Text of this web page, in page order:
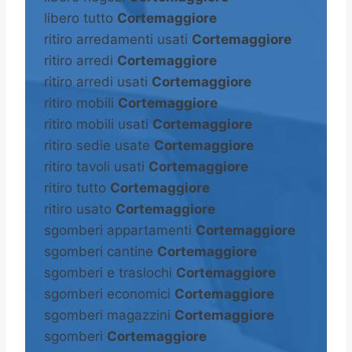
libero tutto Cortemaggiore
ritiro arredamenti usati Cortemaggiore
ritiro arredi Cortemaggiore
ritiro arredi usati Cortemaggiore
ritiro mobili Cortemaggiore
ritiro mobili usati Cortemaggiore
ritiro sedie usate Cortemaggiore
ritiro tavoli usati Cortemaggiore
ritiro tutto Cortemaggiore
ritiro usato Cortemaggiore
sgomberi appartamenti Cortemaggiore
sgomberi cantine Cortemaggiore
sgomberi e traslochi Cortemaggiore
sgomberi economici Cortemaggiore
sgomberi magazzini Cortemaggiore
sgomberi Cortemaggiore